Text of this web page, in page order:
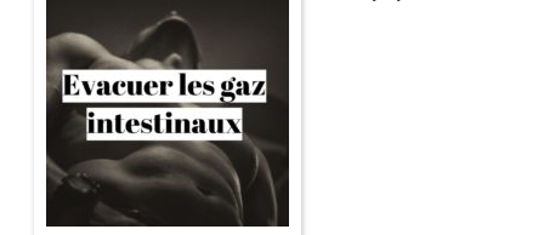
Rester jeune physiquement
est de plus en plus vogue et
cela est tout à fait possible
en adoptant certaines
règles de vie assez simples
à…